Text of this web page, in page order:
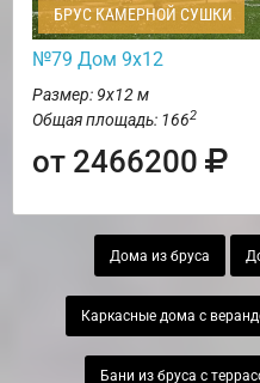
БРУС КАМЕРНОЙ СУШКИ
№79 Дом 9х12
Размер: 9х12 м
Общая площадь: 1662
от 2466200
Дома из бруса
Каркасные дома с
Бани из бруса с